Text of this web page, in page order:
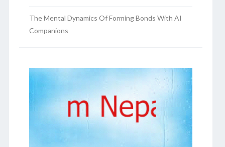
The Mental Dynamics Of Forming Bonds With AI
Companions